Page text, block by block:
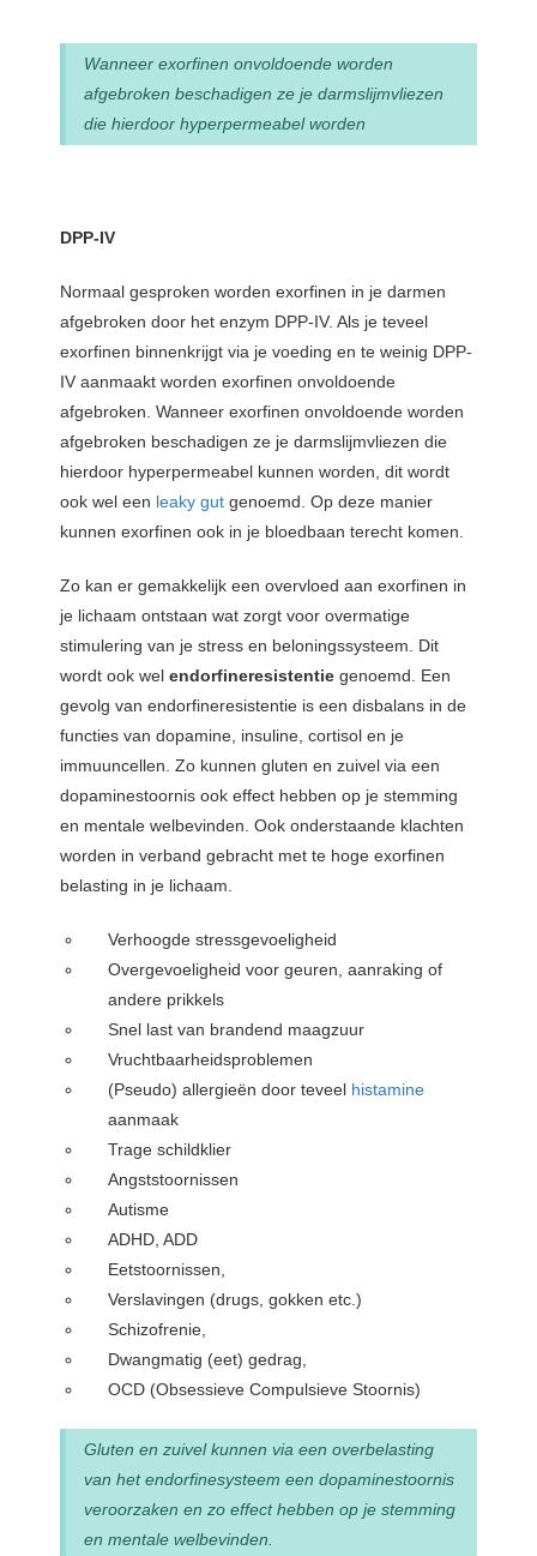
Wanneer exorfinen onvoldoende worden
afgebroken beschadigen ze je darmslijmvliezen
die hierdoor hyperpermeabel worden
DPP-IV
Normaal gesproken worden exorfinen in je darmen
afgebroken door het enzym DPP-IV. Als je teveel
exorfinen binnenkrijgt via je voeding en te weinig DPP-
IV aanmaakt worden exorfinen onvoldoende
afgebroken. Wanneer exorfinen onvoldoende worden
afgebroken beschadigen ze je darmslijmvliezen die
hierdoor hyperpermeabel kunnen worden, dit wordt
ook wel een leaky gut genoemd. Op deze manier
kunnen exorfinen ook in je bloedbaan terecht komen.
Zo kan er gemakkelijk een overvloed aan exorfinen in
je lichaam ontstaan wat zorgt voor overmatige
stimulering van je stress en beloningssysteem. Dit
wordt ook wel endorfineresistentie genoemd. Een
gevolg van endorfineresistentie is een disbalans in de
functies van dopamine, insuline, cortisol en je
immuuncellen. Zo kunnen gluten en zuivel via een
dopaminestoornis ook effect hebben op je stemming
en mentale welbevinden. Ook onderstaande klachten
worden in verband gebracht met te hoge exorfinen
belasting in je lichaam.
Verhoogde stressgevoeligheid
Overgevoeligheid voor geuren, aanraking of
andere prikkels
Snel last van brandend maagzuur
Vruchtbaarheidsproblemen
(Pseudo) allergieën door teveel histamine
aanmaak
Trage schildklier
Angststoornissen
Autisme
ADHD, ADD
Eetstoornissen,
Verslavingen (drugs, gokken etc.)
Schizofrenie,
Dwangmatig (eet) gedrag,
OCD (Obsessieve Compulsieve Stoornis)
Gluten en zuivel kunnen via een overbelasting
van het endorfinesysteem een dopaminestoornis
veroorzaken en zo effect hebben op je stemming
en mentale welbevinden.